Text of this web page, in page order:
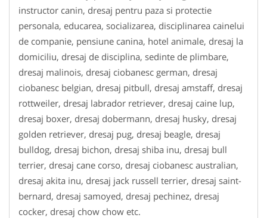
instructor canin, dresaj pentru paza si protectie
personala, educarea, socializarea, disciplinarea cainelui
de companie, pensiune canina, hotel animale, dresaj la
domiciliu, dresaj de disciplina, sedinte de plimbare,
dresaj malinois, dresaj ciobanesc german, dresaj
ciobanesc belgian, dresaj pitbull, dresaj amstaff, dresaj
rottweiler, dresaj labrador retriever, dresaj caine lup,
dresaj boxer, dresaj dobermann, dresaj husky, dresaj
golden retriever, dresaj pug, dresaj beagle, dresaj
bulldog, dresaj bichon, dresaj shiba inu, dresaj bull
terrier, dresaj cane corso, dresaj ciobanesc australian,
dresaj akita inu, dresaj jack russell terrier, dresaj saint-
bernard, dresaj samoyed, dresaj pechinez, dresaj
cocker, dresaj chow chow etc.